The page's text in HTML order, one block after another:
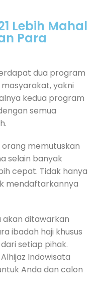
Lebih Mahal
Para
dua program
yakni
kedua program
semua
orang memutuskan
selain banyak
cepat. Tidak hanya
mendaftarkannya
akan ditawarkan
ibadah haji khusus
setiap pihak.
Indowisata
Anda dan calon